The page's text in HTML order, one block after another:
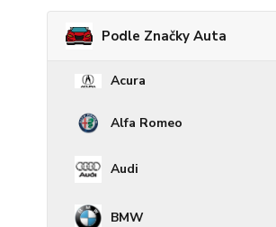
Podle Značky Auta
Acura
Alfa Romeo
Audi
BMW